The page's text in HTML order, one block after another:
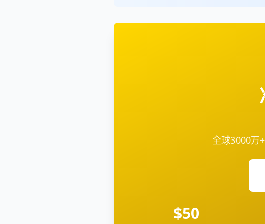
全球3000万
$50